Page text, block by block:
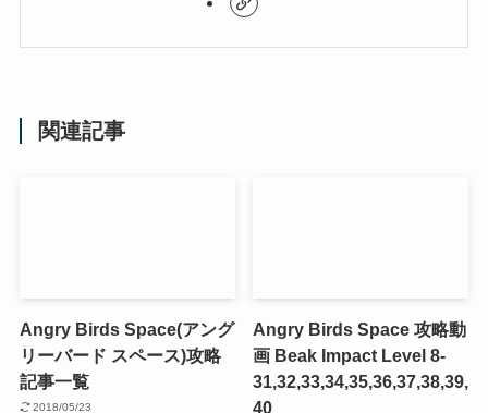
関連記事
Angry Birds Space(アング
リーバード スペース)攻略
記事一覧
2018/05/23
Angry Birds Space 攻略動
画 Beak Impact Level 8-
31,32,33,34,35,36,37,38,39,
40